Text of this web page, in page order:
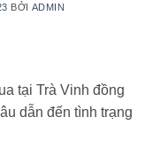
BỞI ADMIN
tại Trà Vinh đồng
dẫn đến tình trạng